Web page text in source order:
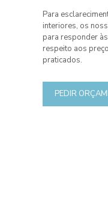
Para
interiores, os
para responder
respeito aos
praticados.
PEDIR